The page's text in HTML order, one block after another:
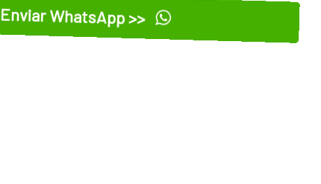
Enviar WhatsApp >>